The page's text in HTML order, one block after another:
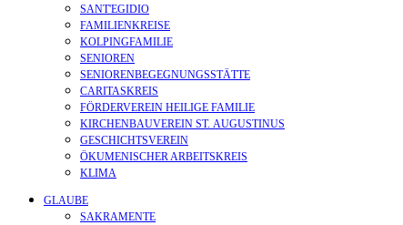
SANT'EGIDIO
FAMILIENKREISE
KOLPINGFAMILIE
SENIOREN
SENIOREN­BEGEGNUNGS­STÄTTE
CARITASKREIS
FÖRDERVEREIN HEILIGE FAMILIE
KIRCHENBAUVEREIN ST. AUGUSTINUS
GESCHICHTSVEREIN
ÖKUMENISCHER ARBEITSKREIS
KLIMA
GLAUBE
SAKRAMENTE